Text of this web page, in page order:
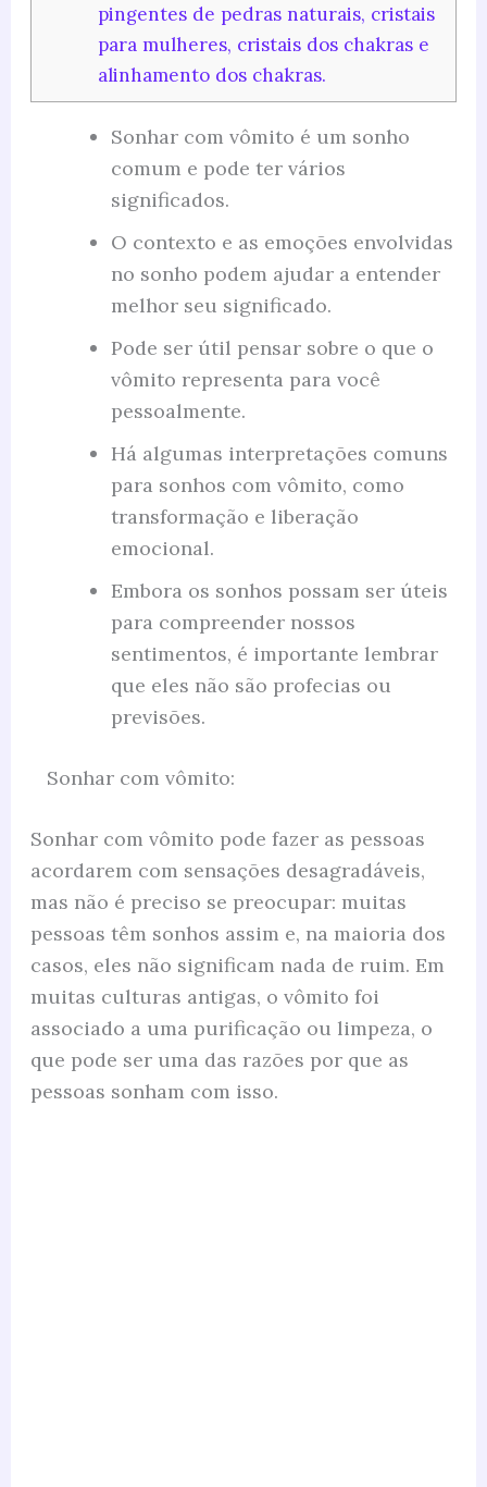
pingentes de pedras naturais, cristais
para mulheres, cristais dos chakras e
alinhamento dos chakras.
Sonhar com vômito é um sonho
comum e pode ter vários
significados.
O contexto e as emoções envolvidas
no sonho podem ajudar a entender
melhor seu significado.
Pode ser útil pensar sobre o que o
vômito representa para você
pessoalmente.
Há algumas interpretações comuns
para sonhos com vômito, como
transformação e liberação
emocional.
Embora os sonhos possam ser úteis
para compreender nossos
sentimentos, é importante lembrar
que eles não são profecias ou
previsões.
Sonhar com vômito:
Sonhar com vômito pode fazer as pessoas
acordarem com sensações desagradáveis,
mas não é preciso se preocupar: muitas
pessoas têm sonhos assim e, na maioria dos
casos, eles não significam nada de ruim. Em
muitas culturas antigas, o vômito foi
associado a uma purificação ou limpeza, o
que pode ser uma das razões por que as
pessoas sonham com isso.